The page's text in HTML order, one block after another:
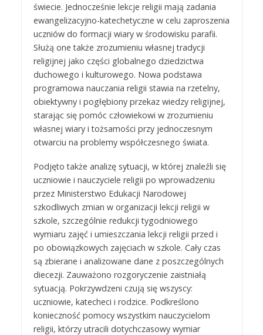
świecie. Jednocześnie lekcje religii mają zadania
ewangelizacyjno-katechetyczne w celu zaproszenia
uczniów do formacji wiary w środowisku parafii.
Służą one także zrozumieniu własnej tradycji
religijnej jako części globalnego dziedzictwa
duchowego i kulturowego. Nowa podstawa
programowa nauczania religii stawia na rzetelny,
obiektywny i pogłębiony przekaz wiedzy religijnej,
starając się pomóc człowiekowi w zrozumieniu
własnej wiary i tożsamości przy jednoczesnym
otwarciu na problemy współczesnego świata.
Podjęto także analizę sytuacji, w której znaleźli się
uczniowie i nauczyciele religii po wprowadzeniu
przez Ministerstwo Edukacji Narodowej
szkodliwych zmian w organizacji lekcji religii w
szkole, szczególnie redukcji tygodniowego
wymiaru zajęć i umieszczania lekcji religii przed i
po obowiązkowych zajęciach w szkole. Cały czas
są zbierane i analizowane dane z poszczególnych
diecezji. Zauważono rozgoryczenie zaistniałą
sytuacją. Pokrzywdzeni czują się wszyscy:
uczniowie, katecheci i rodzice. Podkreślono
konieczność pomocy wszystkim nauczycielom
religii, którzy utracili dotychczasowy wymiar